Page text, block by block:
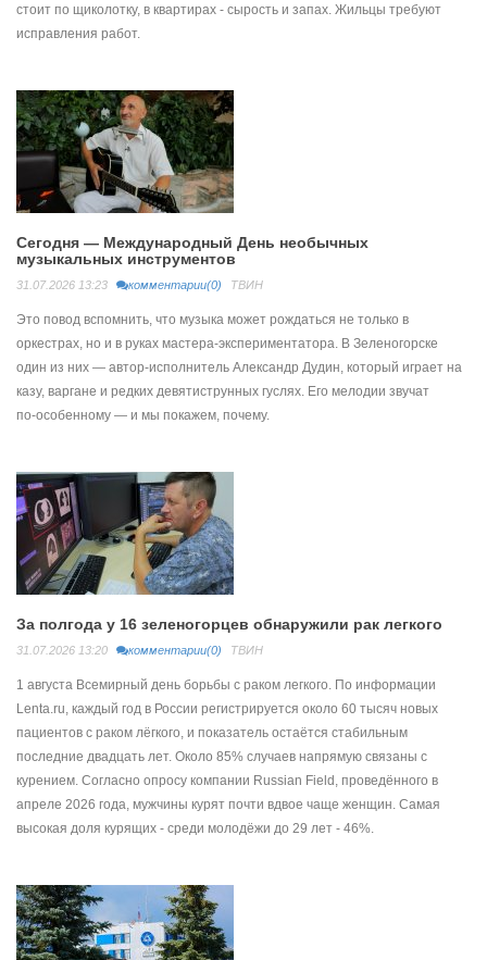
стоит по щиколотку, в квартирах - сырость и запах. Жильцы требуют
исправления работ.
Сегодня — Международный День необычных
музыкальных инструментов
31.07.2026 13:23 комментарии(0) ТВИН
Это повод вспомнить, что музыка может рождаться не только в
оркестрах, но и в руках мастера‑экспериментатора. В Зеленогорске
один из них — автор‑исполнитель Александр Дудин, который играет на
казу, варгане и редких девятиструнных гуслях. Его мелодии звучат
по‑особенному — и мы покажем, почему.
За полгода у 16 зеленогорцев обнаружили рак легкого
31.07.2026 13:20 комментарии(0) ТВИН
1 августа Всемирный день борьбы с раком легкого. По информации
Lenta.ru, каждый год в России регистрируется около 60 тысяч новых
пациентов с раком лёгкого, и показатель остаётся стабильным
последние двадцать лет. Около 85% случаев напрямую связаны с
курением. Согласно опросу компании Russian Field, проведённого в
апреле 2026 года, мужчины курят почти вдвое чаще женщин. Самая
высокая доля курящих - среди молодёжи до 29 лет - 46%.